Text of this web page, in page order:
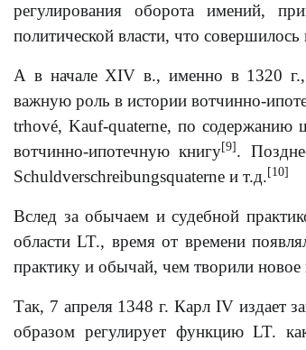
регулирования оборота имений,
политической власти, что
А в начале XIV в., именно в 1320 г.,
важную роль в истории вотчинно-
trhové, Kauf-quaterne, по содержанию
вотчинно-ипотечную книгу[9] .
Schuldverschreibungsquaterne и т.д. [10]
Вслед за обычаем и судебной
области LT., время от времени
практику и обычай, чем творили новое
Так, 7 апреля 1348 г. Карл IV издает
образом регулирует функцию LT.